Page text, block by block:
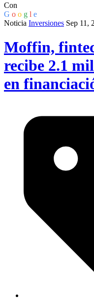
Con
G o o g l e
Noticia Inversiones Sep 11,
Moffin,
recibe 2.1
en